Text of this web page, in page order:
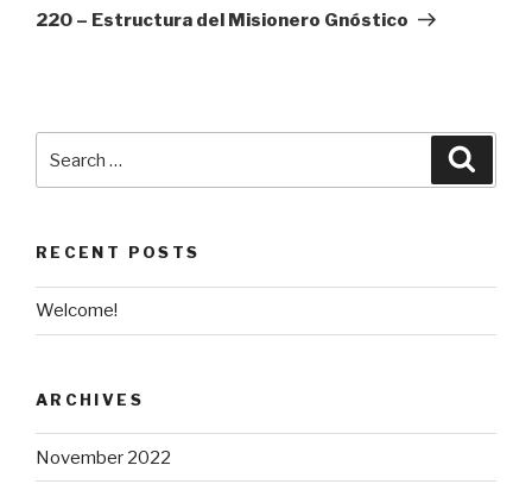
Post
220 – Estructura del Misionero Gnóstico
for:
RECENT POSTS
Welcome!
ARCHIVES
November 2022